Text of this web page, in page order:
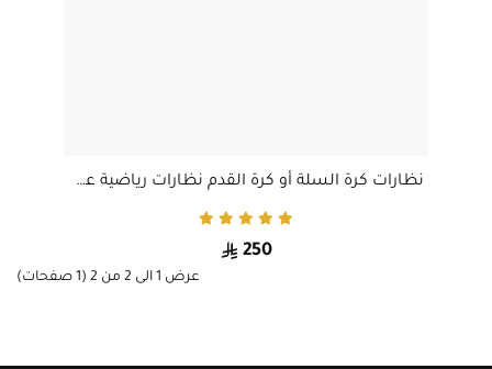
نظارات كرة السلة أو كرة القدم نظارات رياضية عصرية مضادة للضباب ومضادة للصدمات يمكن ارتداؤها كنظارات رياضية.شفاف
250
عرض 1 الى 2 من 2 (1 صفحات)